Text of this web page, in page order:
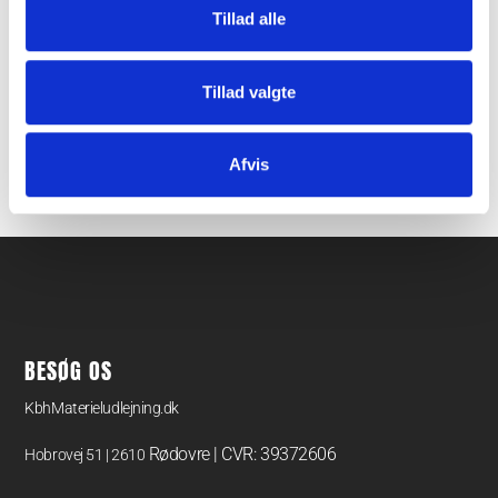
Tillad alle
Tillad valgte
Afvis
Vi fører kvalitetskomponenter som slanger, filtre og adaptere,
brands som Trotec garanterer lang holdbarhed og effektiv
drift, så du altid har det rette udstyr til dine el-
BESØG OS
KbhMaterieludlejning.dk
Hobrovej 51 | 2610 Rødovre | CVR: 39372606